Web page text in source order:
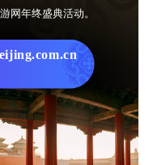
网年终盛典活动。